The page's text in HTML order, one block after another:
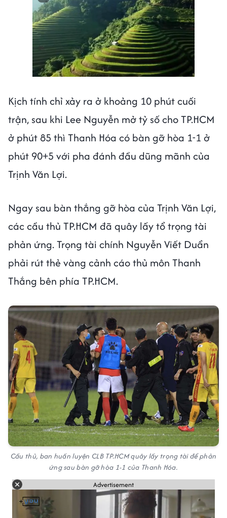
Kịch tính chỉ xảy ra ở khoảng 10 phút cuối
trận, sau khi Lee Nguyễn mở tỷ số cho TP.HCM
ở phút 85 thì Thanh Hóa có bàn gỡ hòa 1-1 ở
phút 90+5 với pha đánh đầu dũng mãnh của
Trịnh Văn Lợi.
Ngay sau bàn thắng gỡ hòa của Trịnh Văn Lợi,
các cầu thủ TP.HCM đã quây lấy tổ trọng tài
phản ứng. Trọng tài chính Nguyễn Viết Duẩn
phải rút thẻ vàng cảnh cáo thủ môn Thanh
Thắng bên phía TP.HCM.
Cầu thủ, ban huấn luyện CLB TP.HCM quây lấy trọng tài để phản
ứng sau bàn gỡ hòa 1-1 của Thanh Hóa.
Advertisement